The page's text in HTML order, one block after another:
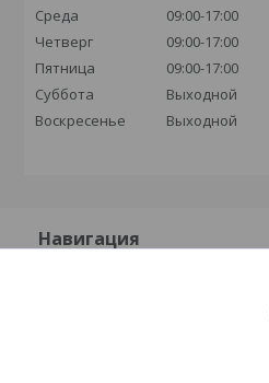
Среда
09:00-17:00
Четверг
09:00-17:00
Пятница
09:00-17:00
Суббота
Выходной
Воскресенье
Выходной
Навигация